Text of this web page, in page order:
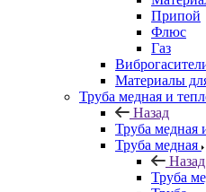
Припой
Флюс
Газ
Материалы
Труба медная и
Назад
Труба медная
Труба медная
Назад
Труба